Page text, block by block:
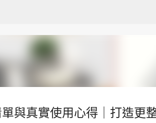
與真實使用心得｜打造更